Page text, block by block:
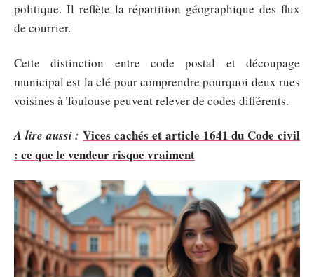
politique. Il reflète la répartition géographique des flux
de courrier.
Cette distinction entre code postal et découpage
municipal est la clé pour comprendre pourquoi deux rues
voisines à Toulouse peuvent relever de codes différents.
A lire aussi : Vices cachés et article 1641 du Code civil
: ce que le vendeur risque vraiment